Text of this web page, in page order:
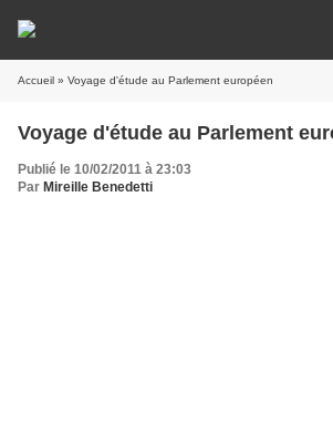
Accueil » Voyage d'étude au Parlement européen
Voyage d'étude au Parlement
Publié le 10/02/2011 à 23:03
Par Mireille Benedetti